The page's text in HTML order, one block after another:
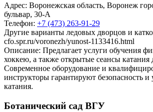
Адрес: Воронежская область, Воронеж
бульвар, 30-А
Телефон: +7 (473) 263-91-29
Другие варианты ледовых дворцов и
cfo.spr.ru/voronezh/yunost-1133416.html
Описание: Предлагает услуги обучения
хоккею, а также открытые сеансы катания
Современное оборудование и
инструкторы гарантируют безопасность и
катания.
Ботанический сад ВГУ